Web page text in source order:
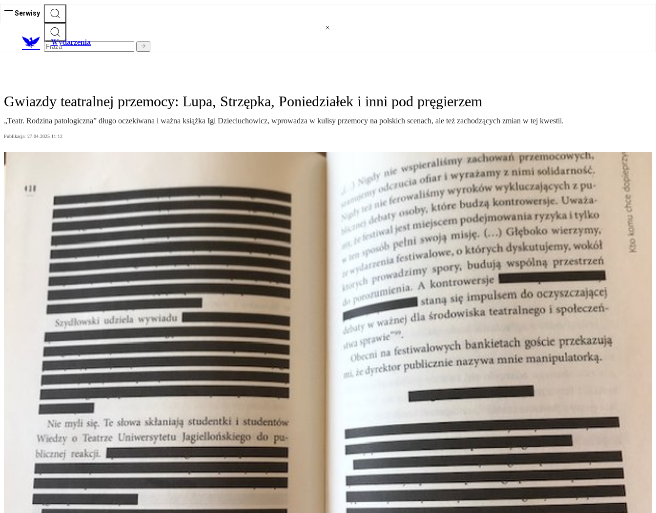
Serwisy
Wydarzenia
Gwiazdy teatralnej przemocy: Lupa, Strzępka, Poniedziałek i inni pod pręgierzem
„Teatr. Rodzina patologiczna” długo oczekiwana i ważna książka Igi Dzieciuchowicz, wprowadza w kulisy przemocy na polskich scenach, ale też zachodzących zmian w tej kwestii.
Publikacja: 27.04.2025 11:12